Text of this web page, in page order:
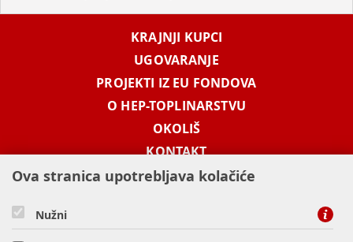
KRAJNJI KUPCI
UGOVARANJE
PROJEKTI IZ EU FONDOVA
O HEP-TOPLINARSTVU
OKOLIŠ
KONTAKT
Ova stranica upotrebljava kolačiće
Nužni